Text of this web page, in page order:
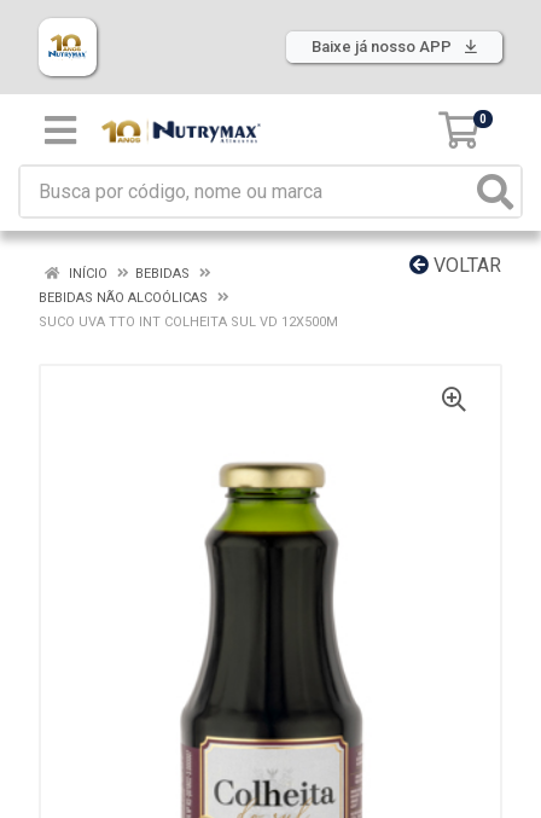
Baixe já nosso APP
0
VOLTAR
INÍCIO
BEBIDAS
BEBIDAS NÃO ALCOÓLICAS
SUCO UVA TTO INT COLHEITA SUL VD 12X500M